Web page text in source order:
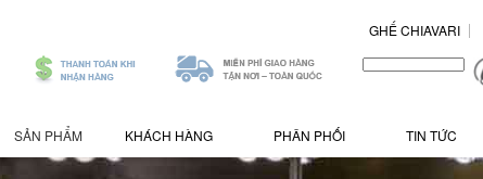
GHẾ CHIAVARI
SẢN PHẨM KHÁCH HÀNG PHÂN PHỐI TIN TỨC